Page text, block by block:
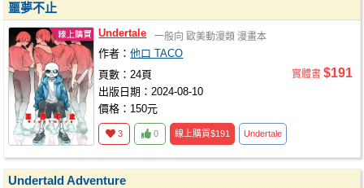
噩夢不止
Undertale 一般向 歐美動漫類 漫畫本
作者：他口 TACO
頁數：24頁
出版日期：2024-08-10
價格：150元
實體書 $191
3 0 線上購買$191 Undertale
Undertald Adventure